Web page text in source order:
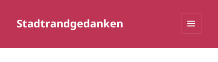
Stadtrandgedanken